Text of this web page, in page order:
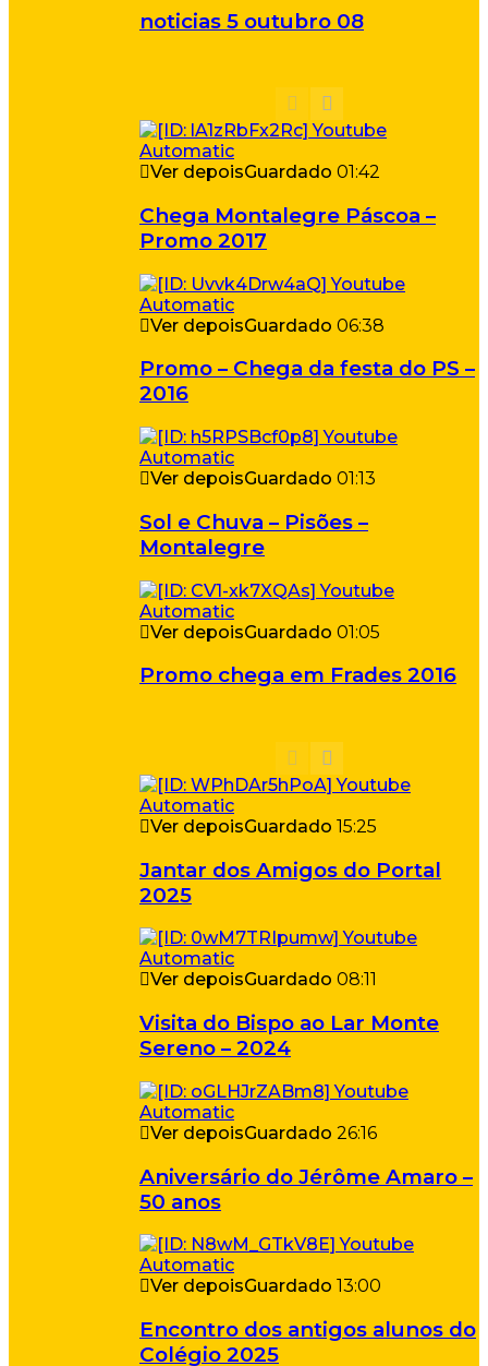
noticias 5 outubro 08
Ver depoisGuardado 01:42
Chega Montalegre Páscoa –
Promo 2017
Ver depoisGuardado 06:38
Promo – Chega da festa do PS –
2016
Ver depoisGuardado 01:13
Sol e Chuva – Pisões –
Montalegre
Ver depoisGuardado 01:05
Promo chega em Frades 2016
Ver depoisGuardado 15:25
Jantar dos Amigos do Portal
2025
Ver depoisGuardado 08:11
Visita do Bispo ao Lar Monte
Sereno – 2024
Ver depoisGuardado 26:16
Aniversário do Jérôme Amaro –
50 anos
Ver depoisGuardado 13:00
Encontro dos antigos alunos do
Colégio 2025